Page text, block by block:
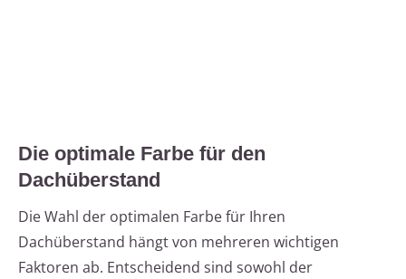
Die optimale Farbe für den
Dachüberstand
Die Wahl der optimalen Farbe für Ihren
Dachüberstand hängt von mehreren wichtigen
Faktoren ab. Entscheidend sind sowohl der